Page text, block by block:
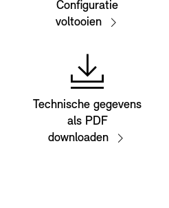
Configuratie
voltooien
Technische gegevens
als PDF
downloaden